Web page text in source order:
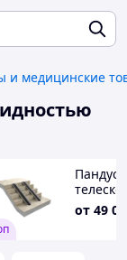
Пандус
от 49